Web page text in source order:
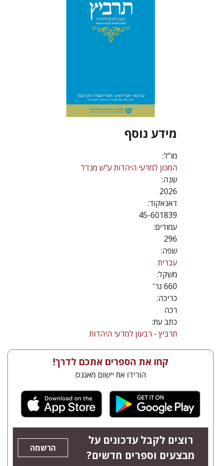
מידע נוסף
מו"ל:
המכון למדעי היהדות ע"ש מנדל
שנה:
2026
דאנאקוד:
45-601839
עמודים:
296
שפה:
עברית
משקל:
660 גר'
כריכה:
רכה
כתב עת:
תרביץ - רבעון למדעי היהדות
קחו את הספרים אתכם לדרך!
הורידו את יישום מאגנס
רוצים לקבל עדכונים על
מבצעים וספרים חדשים?
הרשמה